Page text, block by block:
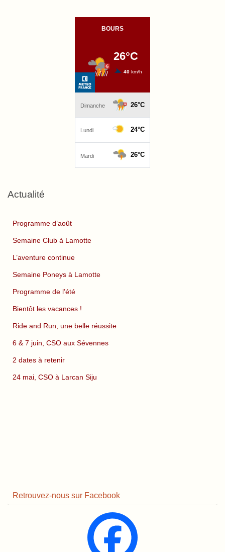
Actualité
Programme d’août
Semaine Club à Lamotte
L’aventure continue
Semaine Poneys à Lamotte
Programme de l’été
Bientôt les vacances !
Ride and Run, une belle réussite
6 & 7 juin, CSO aux Sévennes
2 dates à retenir
24 mai, CSO à Larcan Siju
Retrouvez-nous sur Facebook